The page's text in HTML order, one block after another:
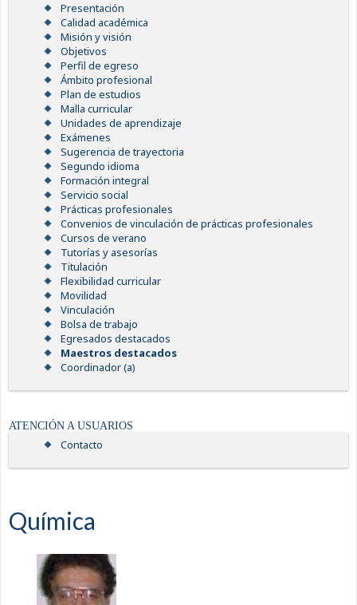
Presentación
Calidad académica
Misión y visión
Objetivos
Perfil de egreso
Ámbito profesional
Plan de estudios
Malla curricular
Unidades de aprendizaje
Exámenes
Sugerencia de trayectoria
Segundo idioma
Formación integral
Servicio social
Prácticas profesionales
Convenios de vinculación de prácticas profesionales
Cursos de verano
Tutorías y asesorías
Titulación
Flexibilidad curricular
Movilidad
Vinculación
Bolsa de trabajo
Egresados destacados
Maestros destacados
Coordinador (a)
ATENCIÓN A USUARIOS
Contacto
Química